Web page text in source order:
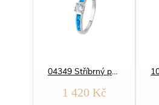
04349 Stříbrný prsten SOLITÉR modrý OPÁL
1 420 Kč